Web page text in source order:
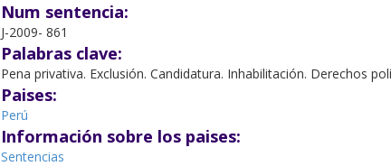
Num sentencia:
J-2009- 861
Palabras clave:
Pena privativa. Exclusión. Candidatura. Inhabilitación. Derechos
Paises:
Perú
Información sobre los paises:
Sentencias